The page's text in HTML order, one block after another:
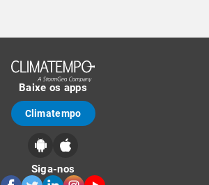
Baixe os apps
Climatempo
Siga-nos